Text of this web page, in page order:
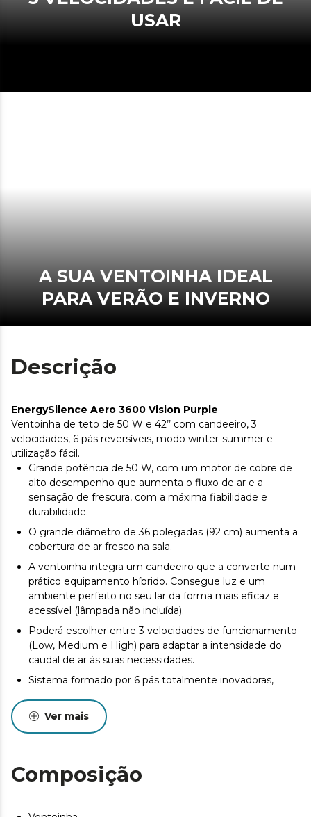
USAR
A SUA VENTOINHA IDEAL
PARA VERÃO E INVERNO
Descrição
EnergySilence Aero 3600 Vision Purple
Ventoinha de teto de 50 W e 42’’ com candeeiro, 3
velocidades, 6 pás reversíveis, modo winter-summer e
utilização fácil.
Grande potência de 50 W, com um motor de cobre de
alto desempenho que aumenta o fluxo de ar e a
sensação de frescura, com a máxima fiabilidade e
durabilidade.
O grande diâmetro de 36 polegadas (92 cm) aumenta a
cobertura de ar fresco na sala.
A ventoinha integra um candeeiro que a converte num
prático equipamento híbrido. Consegue luz e um
ambiente perfeito no seu lar da forma mais eficaz e
acessível (lâmpada não incluída).
Poderá escolher entre 3 velocidades de funcionamento
(Low, Medium e High) para adaptar a intensidade do
caudal de ar às suas necessidades.
Sistema formado por 6 pás totalmente inovadoras,
maximizar o fluxo de ar e garantir um caudal constante
de ar fresco.
suas pás são totalmente reversíveis e permitem-lhe
escolher entre as suas duas opções em qualquer altura.
Ver mais
Composição